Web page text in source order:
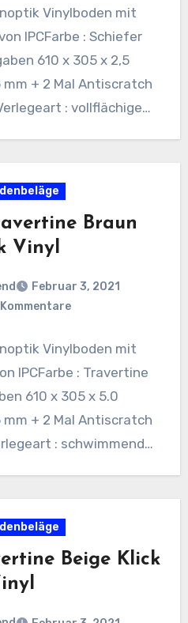
Vinylboden mit
IPCFarbe : Schiefer
610 x 305 x 2,5
+ 2 Mal Antiscratch
: vollflächige
Braun
Vinyl
Februar 3, 2021
Kommentare
Vinylboden mit
IPCFarbe : Travertine
610 x 305 x 5.0
+ 2 Mal Antiscratch
: schwimmende
Beige Klick